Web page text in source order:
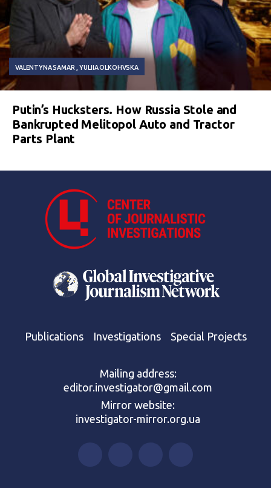
VALENTYNA SAMAR YULIIA OLKOHVSKA
Putin’s Hucksters. How Russia Stole and
Bankrupted Melitopol Auto and Tractor
Parts Plant
Publications Investigations Special Projects
Mailing address:
editor.investigator@gmail.com
Mirror website:
investigator-mirror.org.ua